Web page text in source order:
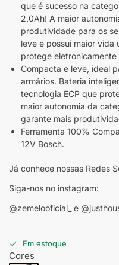
que é sucesso na
2,0Ah! A maior
produtividade para os
leve e possui maior vida
protege
Compacta e leve, ideal
armários. Bateria
tecnologia ECP que
maior autonomia da
garante mais
Ferramenta 100%
12V Bosch.
Já conhece nossas Redes
Siga-nos no instagram:
@zemelooficial_ e
Em estoque
Cores